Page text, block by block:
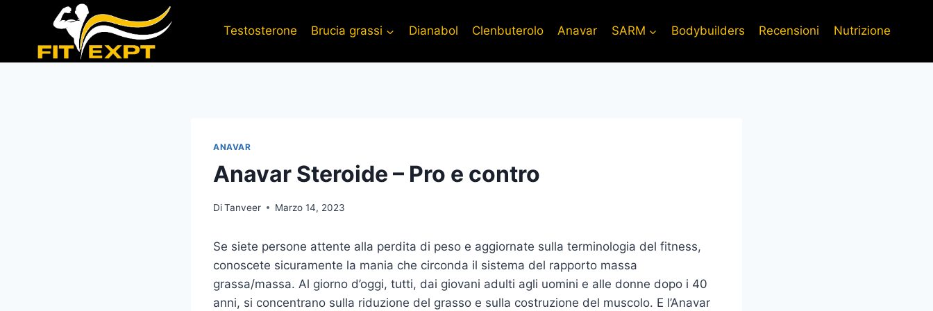
contenuto
Testosterone Brucia grassi Dianabol Clenbuterolo Anavar SARM Bodybuilders Recensioni Nutrizione
ANAVAR
Anavar Steroide – Pro e contro
DiTanveer Marzo 14, 2023
Se siete persone attente alla perdita di peso e aggiornate sulla terminologia del fitness,
conoscete sicuramente la mania che circonda il sistema del rapporto massa
grassa/massa. Al giorno d’oggi, tutti, dai giovani adulti agli uomini e alle donne dopo i 40
anni, si concentrano sulla riduzione del grasso e sulla costruzione del muscolo. E l’Anavar